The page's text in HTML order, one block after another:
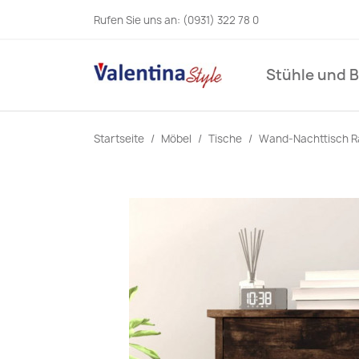
Rufen Sie uns an: (0931) 322 78 0
Stühle und
Startseite Möbel Tische Wand-Nachttisch